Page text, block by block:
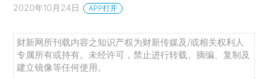
2020年10月24日 APP打开
财新网所刊载内容之知识产权为财新传媒及/或相关权利人
专属所有或持有。未经许可，禁止进行转载、摘编、复制及
建立镜像等任何使用。